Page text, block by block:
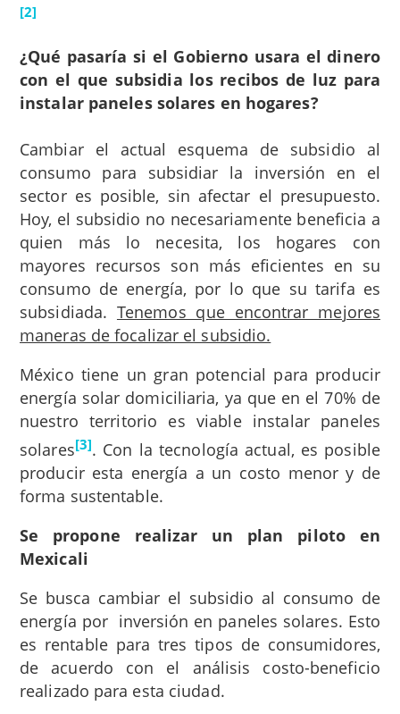
[2]
¿Qué pasaría si el Gobierno usara el dinero
con el que subsidia los recibos de luz para
instalar paneles solares en hogares?
Cambiar el actual esquema de subsidio al
consumo para subsidiar la inversión en el
sector es posible, sin afectar el presupuesto.
Hoy, el subsidio no necesariamente beneficia a
quien más lo necesita, los hogares con
mayores recursos son más eficientes en su
consumo de energía, por lo que su tarifa es
subsidiada. Tenemos que encontrar mejores
maneras de focalizar el subsidio.
México tiene un gran potencial para producir
energía solar domiciliaria, ya que en el 70% de
nuestro territorio es viable instalar paneles
solares[3]. Con la tecnología actual, es posible
producir esta energía a un costo menor y de
forma sustentable.
Se propone realizar un plan piloto en
Mexicali
Se busca cambiar el subsidio al consumo de
energía por inversión en paneles solares. Esto
es rentable para tres tipos de consumidores,
de acuerdo con el análisis costo-beneficio
realizado para esta ciudad.